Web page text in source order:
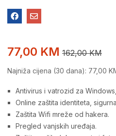
77,00 KM 162,00KM
Najniža cijena (30 dana): 77,00
Antivirus i vatrozid za
Online zaštita identiteta,
Zaštita Wifi mreže od hakera.
Pregled vanjskih uređaja.